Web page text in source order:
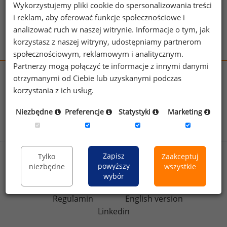
Patrz też:Kompleksowe Zarządzanie Wynagrodzeniami
Zobacz więcej haseł
wynagrodzenia.pl
sedlak.pl
badaniaHR.pl wskazniki HR.pl
Kontakt
prywatności
Regulamin
English version
Linkedin
Wykorzystujemy pliki cookie do spersonalizowania treści
i reklam, aby oferować funkcje społecznościowe i
analizować ruch w naszej witrynie. Informacje o tym, jak
korzystasz z naszej witryny, udostępniamy partnerom
społecznościowym, reklamowym i analitycznym.
Partnerzy mogą połączyć te informacje z innymi danymi
otrzymanymi od Ciebie lub uzyskanymi podczas
korzystania z ich usług.
Niezbędne Preferencje Statystyki Marketing
Tylko
niezbędne
Zapisz
powyższy
wybór
Zaakceptuj
wszystkie